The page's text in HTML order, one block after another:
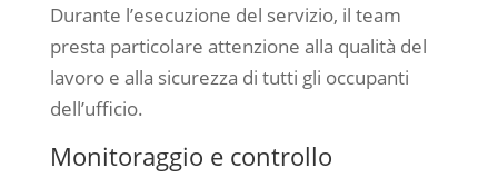
Durante l’esecuzione del servizio, il team
presta particolare attenzione alla qualità del
lavoro e alla sicurezza di tutti gli occupanti
dell’ufficio.
Monitoraggio e controllo